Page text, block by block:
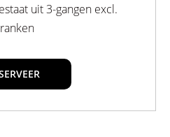
uit 3-gangen excl.